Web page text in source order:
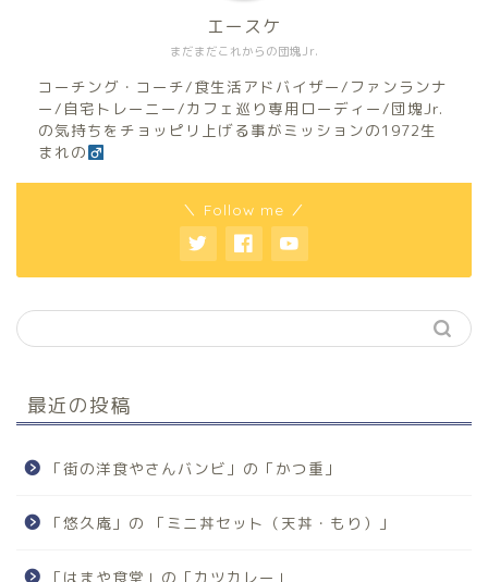
まだまだこれからの団塊Jr.
エースケ
コーチング・コーチ/食生活アドバイザー/ファンランナ
ー/自宅トレーニー/カフェ巡り専用ローディー/団塊Jr.
の気持ちをチョッピリ上げる事がミッションの1972生
まれの
＼ Follow me ／
最近の投稿
「街の洋食やさんバンビ」の「かつ重」
「悠久庵」の 「ミニ丼セット（天丼・もり）」
「はまや食堂」の「カツカレー」